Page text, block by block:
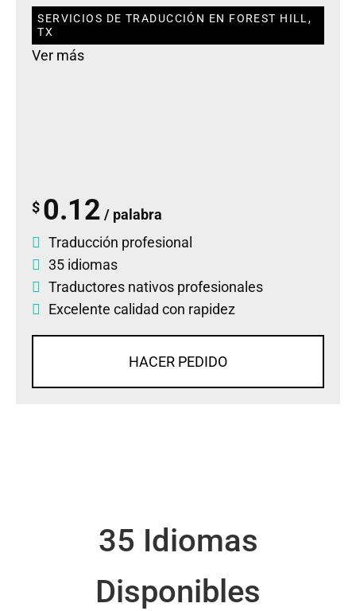
SERVICIOS DE TRADUCCIÓN EN FOREST HILL,
TX
Ver más
$ 0.12 / palabra
Traducción profesional
35 idiomas
Traductores nativos profesionales
Excelente calidad con rapidez
HACER PEDIDO
35 Idiomas
Disponibles